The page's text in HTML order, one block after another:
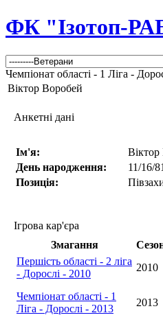
ФК "Ізотоп-
Чемпіонат області - 1 Ліга -
Віктор Воробей
Анкетні дані
Ім'я:
День народження:
11/16/
Позиція:
Ігрова кар'єра
Змагання
Першість області - 2 ліга
- Дорослі - 2010
2010
Чемпіонат області - 1
Ліга - Дорослі - 2013
2013